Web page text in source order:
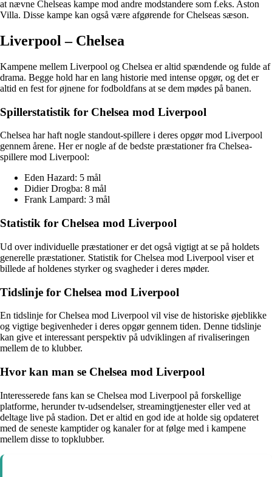
at nævne Chelseas kampe mod andre modstandere som f.eks. Aston
Villa. Disse kampe kan også være afgørende for Chelseas sæson.
Liverpool – Chelsea
Kampene mellem Liverpool og Chelsea er altid spændende og fulde af
drama. Begge hold har en lang historie med intense opgør, og det er
altid en fest for øjnene for fodboldfans at se dem mødes på banen.
Spillerstatistik for Chelsea mod Liverpool
Chelsea har haft nogle standout-spillere i deres opgør mod Liverpool
gennem årene. Her er nogle af de bedste præstationer fra Chelsea-
spillere mod Liverpool:
Eden Hazard: 5 mål
Didier Drogba: 8 mål
Frank Lampard: 3 mål
Statistik for Chelsea mod Liverpool
Ud over individuelle præstationer er det også vigtigt at se på holdets
generelle præstationer. Statistik for Chelsea mod Liverpool viser et
billede af holdenes styrker og svagheder i deres møder.
Tidslinje for Chelsea mod Liverpool
En tidslinje for Chelsea mod Liverpool vil vise de historiske øjeblikke
og vigtige begivenheder i deres opgør gennem tiden. Denne tidslinje
kan give et interessant perspektiv på udviklingen af rivaliseringen
mellem de to klubber.
Hvor kan man se Chelsea mod Liverpool
Interesserede fans kan se Chelsea mod Liverpool på forskellige
platforme, herunder tv-udsendelser, streamingtjenester eller ved at
deltage live på stadion. Det er altid en god ide at holde sig opdateret
med de seneste kamptider og kanaler for at følge med i kampene
mellem disse to topklubber.